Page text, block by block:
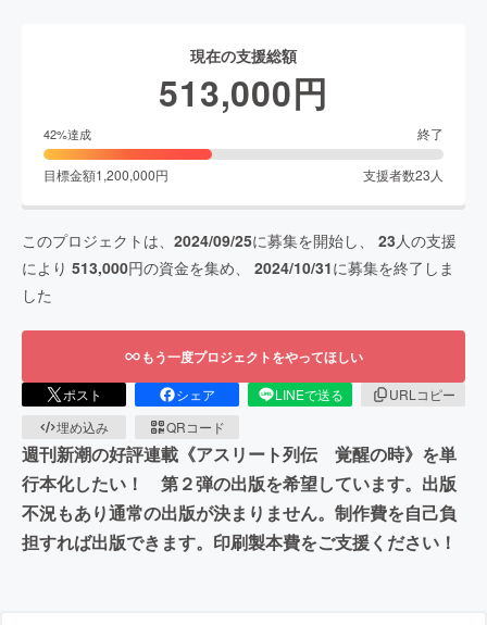
現在の支援総額
513,000円
42%達成 終了
目標金額1,200,000円 支援者数23 人
このプロジェクトは、 2024/09/25に募集を開始し、 23人の支援
により 513,000円の資金を集め、 2024/10/31に募集を終了しま
した
もう一度プロジェクトをやってほしい
ポスト シェア LINEで送る
URLコピー
埋め込み
QRコード
週刊新潮の好評連載《アスリート列伝 覚醒の時》を単
行本化したい！ 第２弾の出版を希望しています。出版
不況もあり通常の出版が決まりません。制作費を自己負
担すれば出版できます。印刷製本費をご支援ください！